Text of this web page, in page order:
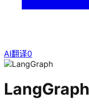
AI翻译0
LangGraph